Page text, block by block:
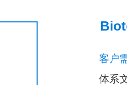
客户
体系